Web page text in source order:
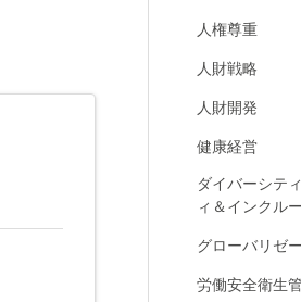
⼈権尊重
人財戦略
⼈財開発
健康経営
ダイバーシテ
ィ＆インクル
グローバリゼ
労働安全衛⽣